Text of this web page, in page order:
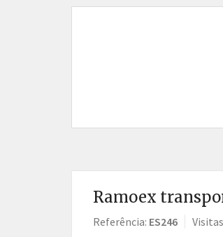
Ramoex
Referência: ES246